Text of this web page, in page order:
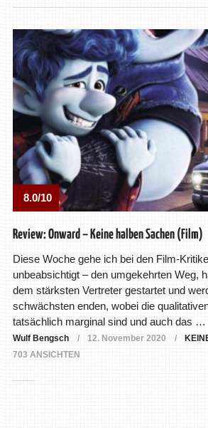
8.0/10
Review: Onward – Keine halben Sachen (Film)
Diese Woche gehe ich bei den Film-
unbeabsichtigt – den umgekehrten Weg,
dem stärksten Vertreter gestartet und
schwächsten enden, wobei die
tatsächlich marginal sind und auch das …
Wulf Bengsch 12. November 2020
703 ANSICHTEN